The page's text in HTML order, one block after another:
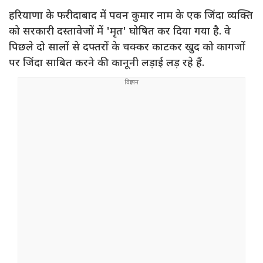
हरियाणा के फरीदाबाद में पवन कुमार नाम के एक जिंदा व्यक्ति
को सरकारी दस्तावेजों में 'मृत' घोषित कर दिया गया है. वे
पिछले दो सालों से दफ्तरों के चक्कर काटकर खुद को कागजों
पर जिंदा साबित करने की कानूनी लड़ाई लड़ रहे हैं.